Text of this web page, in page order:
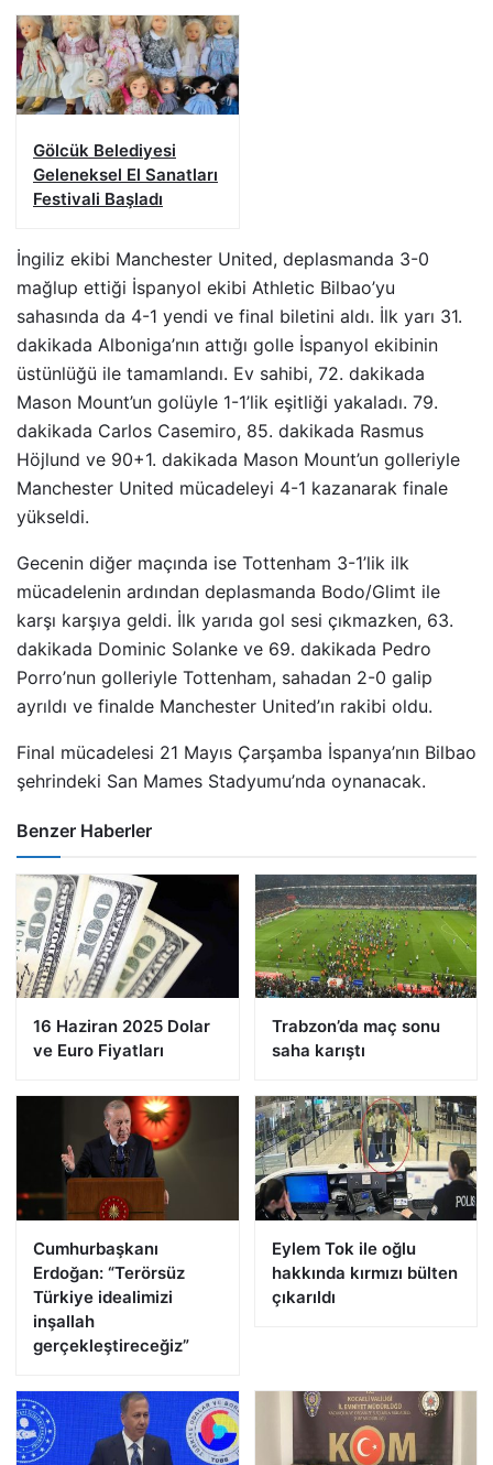
Gölcük Belediyesi
Geleneksel El Sanatları
Festivali Başladı
İngiliz ekibi Manchester United, deplasmanda 3-0
mağlup ettiği İspanyol ekibi Athletic Bilbao’yu
sahasında da 4-1 yendi ve final biletini aldı. İlk yarı 31.
dakikada Alboniga’nın attığı golle İspanyol ekibinin
üstünlüğü ile tamamlandı. Ev sahibi, 72. dakikada
Mason Mount’un golüyle 1-1’lik eşitliği yakaladı. 79.
dakikada Carlos Casemiro, 85. dakikada Rasmus
Höjlund ve 90+1. dakikada Mason Mount’un golleriyle
Manchester United mücadeleyi 4-1 kazanarak finale
yükseldi.
Gecenin diğer maçında ise Tottenham 3-1’lik ilk
mücadelenin ardından deplasmanda Bodo/Glimt ile
karşı karşıya geldi. İlk yarıda gol sesi çıkmazken, 63.
dakikada Dominic Solanke ve 69. dakikada Pedro
Porro’nun golleriyle Tottenham, sahadan 2-0 galip
ayrıldı ve finalde Manchester United’ın rakibi oldu.
Final mücadelesi 21 Mayıs Çarşamba İspanya’nın Bilbao
şehrindeki San Mames Stadyumu’nda oynanacak.
Benzer Haberler
16 Haziran 2025 Dolar
ve Euro Fiyatları
Trabzon’da maç sonu
saha karıştı
Cumhurbaşkanı
Erdoğan: “Terörsüz
Türkiye idealimizi
inşallah
gerçekleştireceğiz”
Eylem Tok ile oğlu
hakkında kırmızı bülten
çıkarıldı